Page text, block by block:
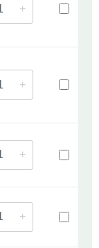
+
+
+
+